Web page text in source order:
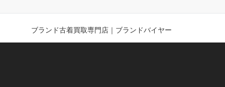
ブランド古着買取専門店｜ブランドバイヤー